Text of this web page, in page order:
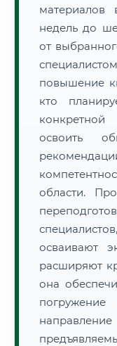
материалов
недель до
от
повышение
кто
освоить
области.
осваивают
расширяют
она